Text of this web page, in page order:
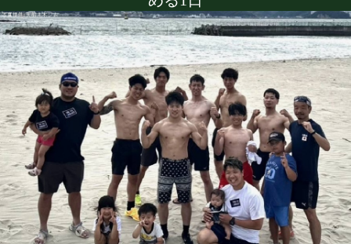
[合宿便り]2026.6.22
天熊丸木ジムが日間賀島で走り込み合宿
める1日